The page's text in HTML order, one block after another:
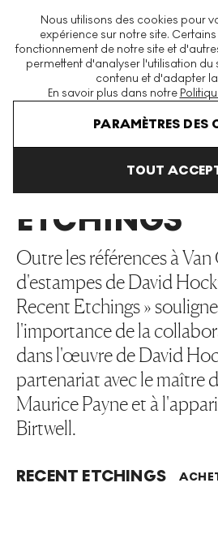
Nous utilisons des cookies pour
expérience sur notre site.
fonctionnement de notre site et
permettent d'analyser l'utilisation du
contenu et d'adapter
En savoir plus dans notre
PARAMÈTRES DES
TOUT
La plus grande plateforme
modernes et
David Hockney
RECENT
ETCHINGS
Outre les références à
d'estampes de David
Recent Etchings »
l'importance de la
dans l'œuvre de David
partenariat avec le maître
Maurice Payne et à
Birtwell.
RECENT ETCHINGS